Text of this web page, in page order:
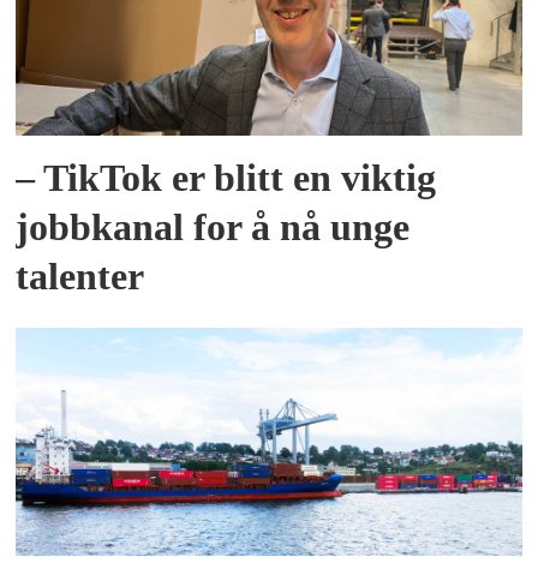
– TikTok er blitt en viktig
jobbkanal for å nå unge
talenter